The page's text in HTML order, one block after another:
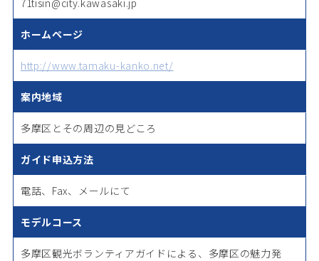
ホームページ
http://www.tamaku-kanko.net/
案内地域
多摩区とその周辺の見どころ
ガイド申込方法
電話、Fax、メールにて
モデルコース
多摩区観光ボランティアガイドによる、多摩区の魅力発